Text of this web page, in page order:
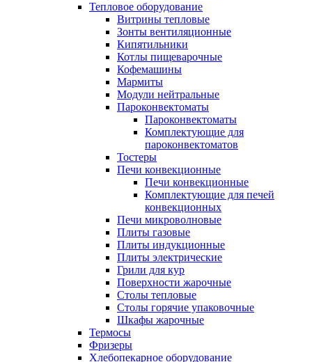
Тепловое оборудование
Витрины тепловые
Зонты вентиляционные
Кипятильники
Котлы пищеварочные
Кофемашины
Мармиты
Модули нейтральные
Пароконвектоматы
Пароконвектоматы
Комплектующие для
пароконвектоматов
Тостеры
Печи конвекционные
Печи конвекционные
Комплектующие для печей
конвекционных
Печи микроволновые
Плиты газовые
Плиты индукционные
Плиты электрические
Грили для кур
Поверхности жарочные
Столы тепловые
Столы горячие упаковочные
Шкафы жарочные
Термосы
Фризеры
Хлебопекарное оборудование